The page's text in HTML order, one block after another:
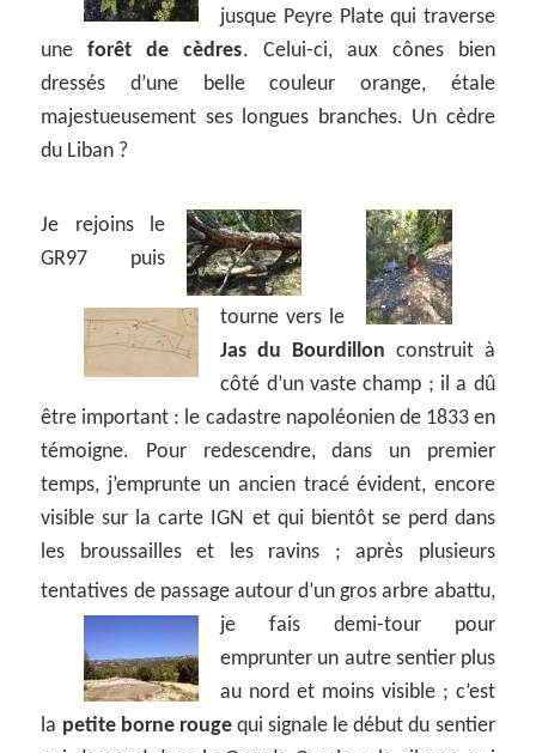
jusque Peyre Plate qui traverse
uneforêt de cèdres. Celui-ci, aux cônes bien
dressés d’une belle couleur orange, étale
majestueusement ses longues branches. Un cèdre
du Liban ?
Je rejoins le
GR97 puis
tourne vers le
Jas du Bourdillon construit à
côté d’un vaste champ ; il a dû
être important : le cadastre napoléonien de 1833 en
témoigne. Pour redescendre, dans un premier
temps, j’emprunte un ancien tracé évident, encore
visible sur la carte IGN et qui bientôt se perd dans
les broussailles et les ravins ; après plusieurs
tentatives de passage autour d’un gros arbre abattu,
je fais demi-tour pour
emprunter un autre sentier plus
au nord et moins visible ; c’est
la petite borne rougequi signale le début du sentier